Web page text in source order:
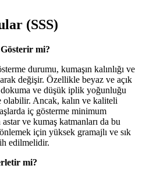
(SSS)
mi?
durumu, kumaşın kalınlığı ve
değişir. Özellikle beyaz ve açık
ve düşük iplik yoğunluğu
Ancak, kalın ve kaliteli
iç gösterme minimum
ve kumaş katmanları da bu
için yüksek gramajlı ve sık
edilmelidir.
mi?